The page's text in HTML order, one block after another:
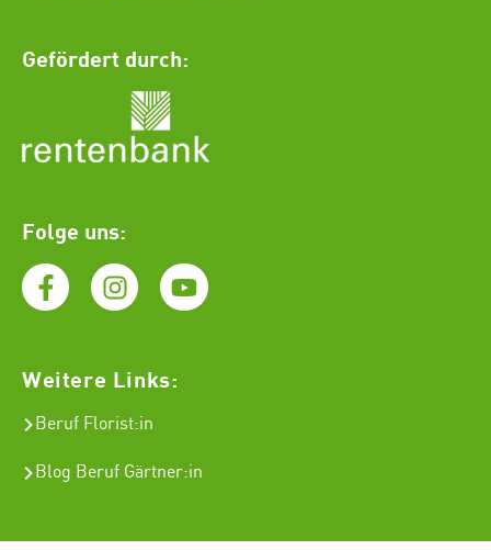
Gefördert durch:
Folge uns:
Weitere Links:
Beruf Florist:in
Blog Beruf Gärtner:in